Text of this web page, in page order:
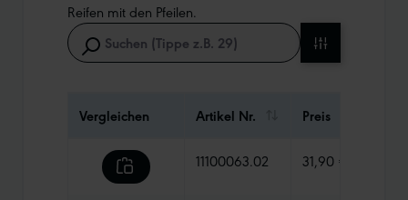
Reifen mit den Pfeilen.
Vergleichen Artikel Nr. Preis
11100063.02 31,90 €